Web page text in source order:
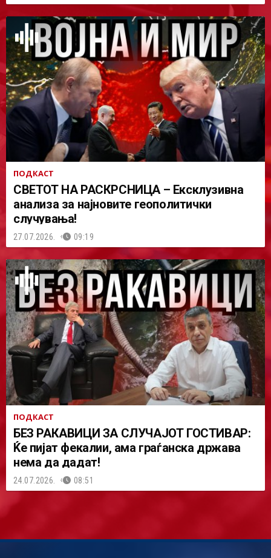
ПОДКАСТ
СВЕТОТ НА РАСКРСНИЦА – Ексклузивна
анализа за најновите геополитички
случувања!
27.07.2026. 09:19
ПОДКАСТ
БЕЗ РАКАВИЦИ ЗА СЛУЧАЈОТ ГОСТИВАР:
Ќе пијат фекалии, ама граѓанска држава
нема да дадат!
24.07.2026. 08:51